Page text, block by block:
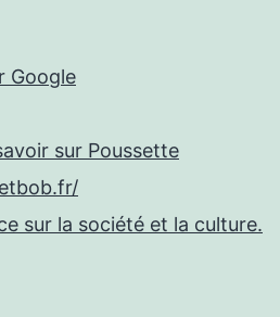
Google
sur Poussette
sur la société et la culture.